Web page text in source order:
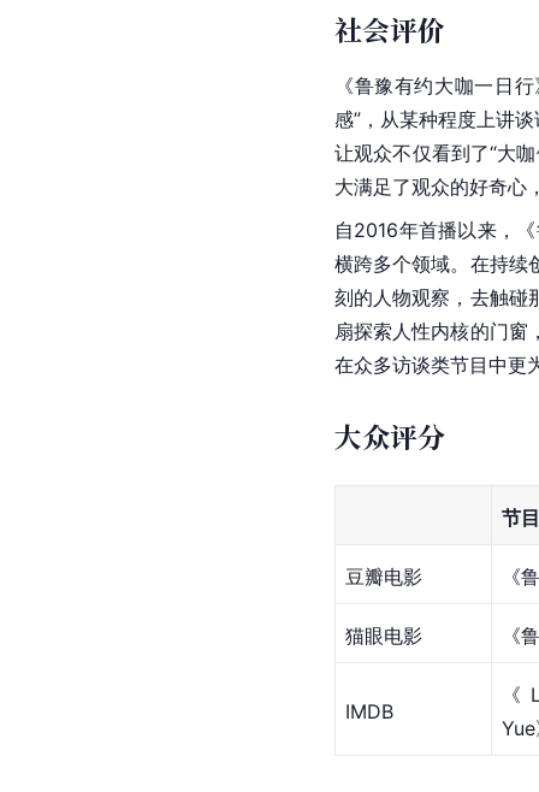
社会评价
《鲁豫有约大咖一日行
感”，从某种程度上讲
让观众不仅看到了“大
大满足了观众的好奇心
自2016年首播以来，
横跨多个领域。在持续
刻的人物观察，去触碰
扇探索人性内核的门窗
在众多访谈类节目中更
大众评分
节
豆瓣电影 《
猫眼电影 《
IMDB